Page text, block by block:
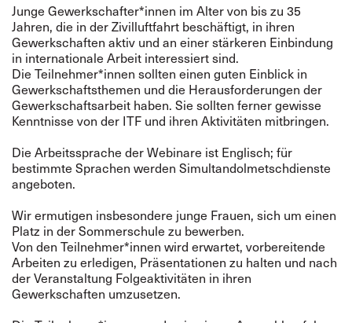
Junge Gewerkschafter*innen im Alter von bis zu 35
Jahren, die in der Zivilluftfahrt beschäftigt, in ihren
Gewerkschaften aktiv und an einer stärkeren Einbindung
in internationale Arbeit interessiert sind.
Die Teilnehmer*innen sollten einen guten Einblick in
Gewerkschaftsthemen und die Herausforderungen der
Gewerkschaftsarbeit haben. Sie sollten ferner gewisse
Kenntnisse von der ITF und ihren Aktivitäten mitbringen.
Die Arbeitssprache der Webinare ist Englisch; für
bestimmte Sprachen werden Simultandolmetschdienste
angeboten.
Wir ermutigen insbesondere junge Frauen, sich um einen
Platz in der Sommerschule zu bewerben.
Von den Teilnehmer*innen wird erwartet, vorbereitende
Arbeiten zu erledigen, Präsentationen zu halten und nach
der Veranstaltung Folgeaktivitäten in ihren
Gewerkschaften umzusetzen.